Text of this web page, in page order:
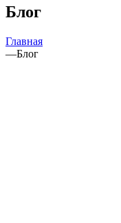
Блог
Главная
—Блог